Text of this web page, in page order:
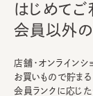
はじめてご
会員以外
店舗・オンラインシ
お買いもので貯まる
会員ランクに応じ